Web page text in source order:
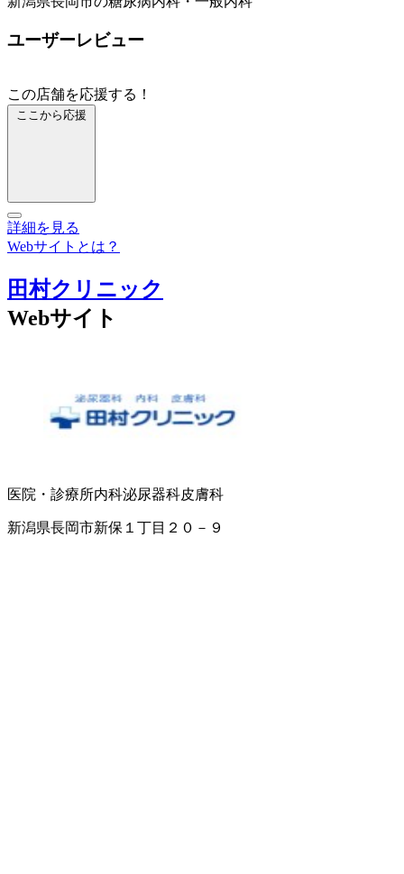
ユーザーレビュー
この店舗を応援する！
ここから応援
詳細を見る
Webサイトとは？
田村クリニック
Webサイト
医院・診療所内科泌尿器科皮膚科
新潟県長岡市新保１丁目２０－９